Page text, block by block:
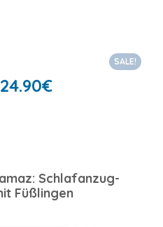
SALE!
24.90€
Schlafanzug-
Füßlingen